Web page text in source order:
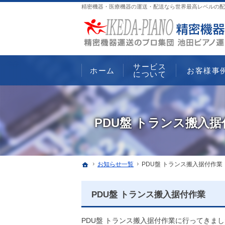
PDU盤 トランス搬入据
精密機器・医療機器の運送・配送なら世界最高レベルの
ホーム
お知らせ一覧 PDU盤 トランス搬入据付作業
PDU盤 トランス搬入据付作業
PDU盤 トランス搬入据付作業に行ってきま
ホーム
サービス
について
お客様事